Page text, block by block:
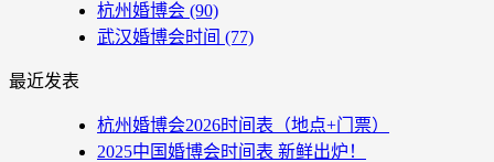
杭州婚博会 (90)
武汉婚博会时间 (77)
最近发表
杭州婚博会2026时间表（地点+门票）
2025中国婚博会时间表 新鲜出炉！